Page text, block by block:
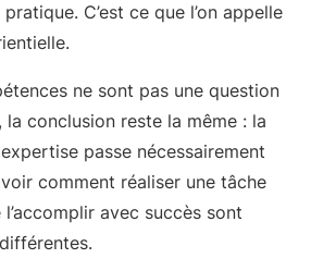
C’est ce que l’on appelle
ne sont pas une question
conclusion reste la même : la
passe nécessairement
comment réaliser une tâche
avec succès sont